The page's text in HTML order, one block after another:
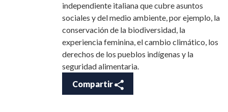
independiente italiana que cubre asuntos
sociales y del medio ambiente, por ejemplo, la
conservación de la biodiversidad, la
experiencia feminina, el cambio climático, los
derechos de los pueblos indígenas y la
seguridad alimentaria.
Compartir